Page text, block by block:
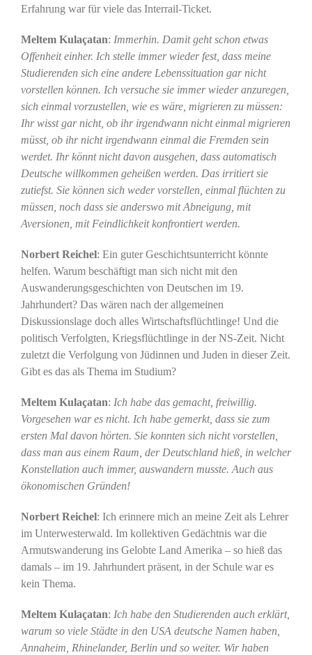
Erfahrung war für viele das Interrail-Ticket.
Meltem Kulaçatan: Immerhin. Damit geht schon etwas
Offenheit einher. Ich stelle immer wieder fest, dass meine
Studierenden sich eine andere Lebenssituation gar nicht
vorstellen können. Ich versuche sie immer wieder anzuregen,
sich einmal vorzustellen, wie es wäre, migrieren zu müssen:
Ihr wisst gar nicht, ob ihr irgendwann nicht einmal migrieren
müsst, ob ihr nicht irgendwann einmal die Fremden sein
werdet. Ihr könnt nicht davon ausgehen, dass automatisch
Deutsche willkommen geheißen werden. Das irritiert sie
zutiefst. Sie können sich weder vorstellen, einmal flüchten zu
müssen, noch dass sie anderswo mit Abneigung, mit
Aversionen, mit Feindlichkeit konfrontiert werden.
Norbert Reichel: Ein guter Geschichtsunterricht könnte
helfen. Warum beschäftigt man sich nicht mit den
Auswanderungsgeschichten von Deutschen im 19.
Jahrhundert? Das wären nach der allgemeinen
Diskussionslage doch alles Wirtschaftsflüchtlinge! Und die
politisch Verfolgten, Kriegsflüchtlinge in der NS-Zeit. Nicht
zuletzt die Verfolgung von Jüdinnen und Juden in dieser Zeit.
Gibt es das als Thema im Studium?
Meltem Kulaçatan: Ich habe das gemacht, freiwillig.
Vorgesehen war es nicht. Ich habe gemerkt, dass sie zum
ersten Mal davon hörten. Sie konnten sich nicht vorstellen,
dass man aus einem Raum, der Deutschland hieß, in welcher
Konstellation auch immer, auswandern musste. Auch aus
ökonomischen Gründen!
Norbert Reichel: Ich erinnere mich an meine Zeit als Lehrer
im Unterwesterwald. Im kollektiven Gedächtnis war die
Armutswanderung ins Gelobte Land Amerika – so hieß das
damals – im 19. Jahrhundert präsent, in der Schule war es
kein Thema.
Meltem Kulaçatan: Ich habe den Studierenden auch erklärt,
warum so viele Städte in den USA deutsche Namen haben,
Annaheim, Rhinelander, Berlin und so weiter. Wir haben